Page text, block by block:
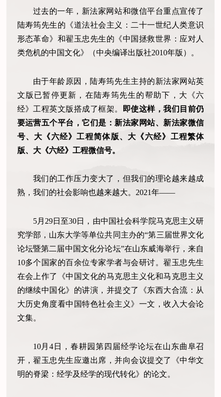
过去的一年，新法家网站和微信平台重点宣传了
陆寿筠先生的《道法社会主义：二十一世纪人类意识
形态革命》和翟玉忠先生的《中国拯救世界：应对人
类危机的中国文化》（中央编译出版社2010年版）。
由于年龄原因，陆寿筠先生主持的新法家网站英
文版已暂停更新，在陆寿筠先生的帮助下，大《六
经》工程英文版搭成了框架。
即使这样，我们目前仍
要运营五个平台，它们是：新法家网站、新法家微信
号、大《六经》工程简体版、大《六经》工程繁体
版、大《六经》工程微信号。
我们的工作压力变大了，但我们的理论越来越成
熟，我们的社会影响也越来越大。2021年——
5月29日至30日，由中国社会科学院马克思主义研
究学部，山东大学等单位共同主办的“第三届世界文化
论坛暨第二届中国文化分论坛”在山东威海举行，来自
10多个国家的百余位专家学者与会研讨。翟玉忠先生
在会上作了《中国文化的马克思主义化和马克思主义
的继续中国化》的讲演，并提交了《东西大合流：从
大历史角度看中国特色社会主义》一文，收入大会论
文集。
10月4日，春耕园第四届经学论坛在山东曲阜召
开，翟玉忠先生应邀出席，并向会议提交了《中华文
明的脊梁：经学及经学的现代转化》的论文。